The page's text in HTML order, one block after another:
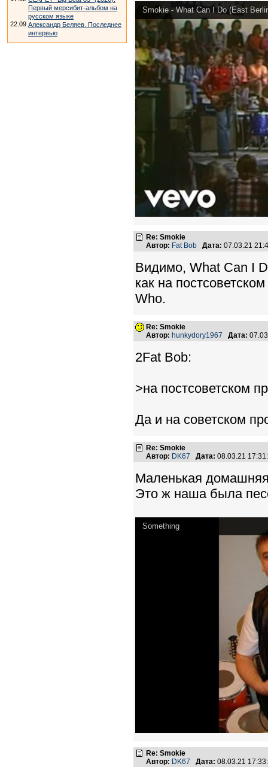
Первый мерсибит-альбом на
русском языке
22.09 Александр Беляев. Последнее
интервью
Smokie - What Can I Do (East
Re: Smokie
Автор: Fat Bob Дата: 07.03.21
Видимо, What Can I
как на
Who.
Re: Smokie
Автор: hunkydory1967 Дата:
2Fat Bob:
>на постсоветском
Да и на советском
Re: Smokie
Автор: DK67 Дата: 08.03.21
Маленькая домашняя
Это ж наша была
Something
Re: Smokie
Автор: DK67 Дата: 08.03.21